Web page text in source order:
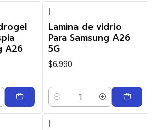
A26
Lamina de vidrio
Para Samsung A26
5G
$6.990
Cantidad